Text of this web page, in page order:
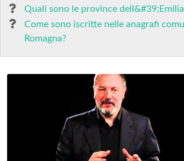
Quali sono le province dell&#39;Emilia
Come sono iscritte nelle anagrafi
Romagna?